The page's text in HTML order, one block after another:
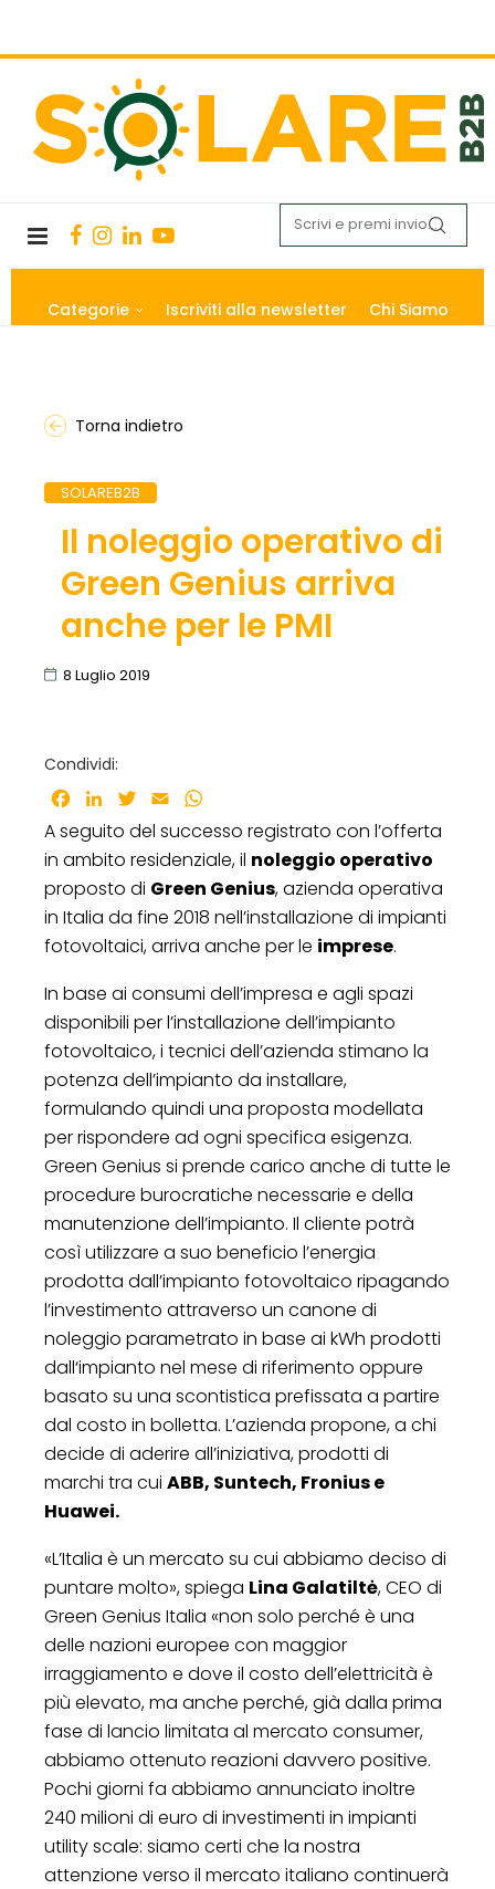
Categorie Iscriviti alla newsletter Chi Siamo
Torna indietro
SOLAREB2B
Il noleggio operativo di
Green Genius arriva
anche per le PMI
8 Luglio 2019
Condividi:
Facebook
LinkedInTwitter
Email
A seguito del successo registrato con l’offerta
in ambito residenziale, il noleggio operativo
proposto di Green Genius, azienda operativa
in Italia da fine 2018 nell’installazione di impianti
fotovoltaici, arriva anche per le imprese.
In base ai consumi dell’impresa e agli spazi
disponibili per l’installazione dell’impianto
fotovoltaico, i tecnici dell’azienda stimano la
potenza dell’impianto da installare,
formulando quindi una proposta modellata
per rispondere ad ogni specifica esigenza.
Green Genius si prende carico anche di tutte le
procedure burocratiche necessarie e della
manutenzione dell’impianto. Il cliente potrà
così utilizzare a suo beneficio l’energia
prodotta dall’impianto fotovoltaico ripagando
l’investimento attraverso un canone di
noleggio parametrato in base ai kWh prodotti
dall‘impianto nel mese di riferimento oppure
basato su una scontistica prefissata a partire
dal costo in bolletta. L’azienda propone, a chi
decide di aderire all’iniziativa, prodotti di
marchi tra cui ABB, Suntech, Fronius e
Huawei.
«L’Italia è un mercato su cui abbiamo deciso di
puntare molto», spiega Lina Galatiltė, CEO di
Green Genius Italia «non solo perché è una
delle nazioni europee con maggior
irraggiamento e dove il costo dell’elettricità è
più elevato, ma anche perché, già dalla prima
fase di lancio limitata al mercato consumer,
abbiamo ottenuto reazioni davvero positive.
Pochi giorni fa abbiamo annunciato inoltre
240 milioni di euro di investimenti in impianti
utility scale: siamo certi che la nostra
attenzione verso il mercato italiano continuerà